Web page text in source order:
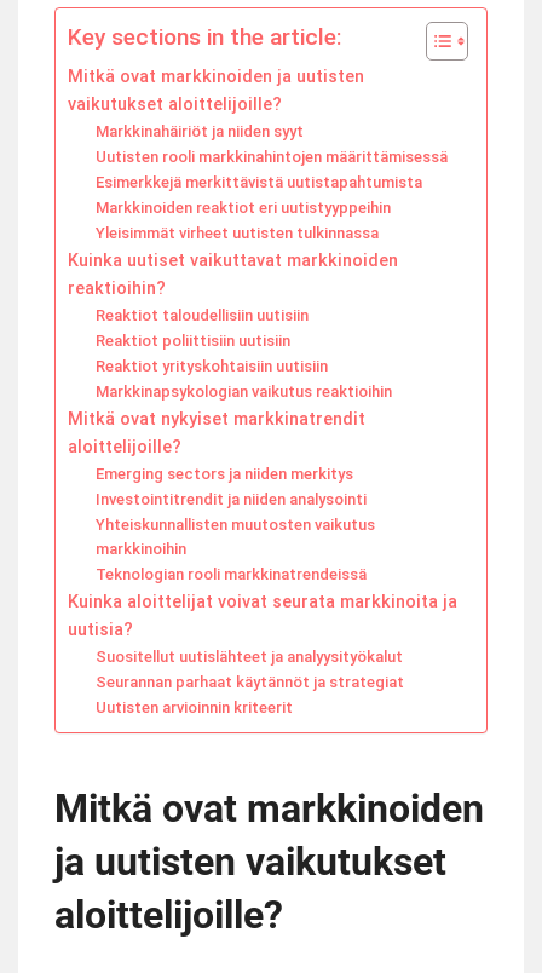
Key sections in the article:
Mitkä ovat markkinoiden ja uutisten
vaikutukset aloittelijoille?
Markkinahäiriöt ja niiden syyt
Uutisten rooli markkinahintojen määrittämisessä
Esimerkkejä merkittävistä uutistapahtumista
Markkinoiden reaktiot eri uutistyyppeihin
Yleisimmät virheet uutisten tulkinnassa
Kuinka uutiset vaikuttavat markkinoiden
reaktioihin?
Reaktiot taloudellisiin uutisiin
Reaktiot poliittisiin uutisiin
Reaktiot yrityskohtaisiin uutisiin
Markkinapsykologian vaikutus reaktioihin
Mitkä ovat nykyiset markkinatrendit
aloittelijoille?
Emerging sectors ja niiden merkitys
Investointitrendit ja niiden analysointi
Yhteiskunnallisten muutosten vaikutus
markkinoihin
Teknologian rooli markkinatrendeissä
Kuinka aloittelijat voivat seurata markkinoita ja
uutisia?
Suositellut uutislähteet ja analyysityökalut
Seurannan parhaat käytännöt ja strategiat
Uutisten arvioinnin kriteerit
Mitkä ovat markkinoiden
ja uutisten vaikutukset
aloittelijoille?